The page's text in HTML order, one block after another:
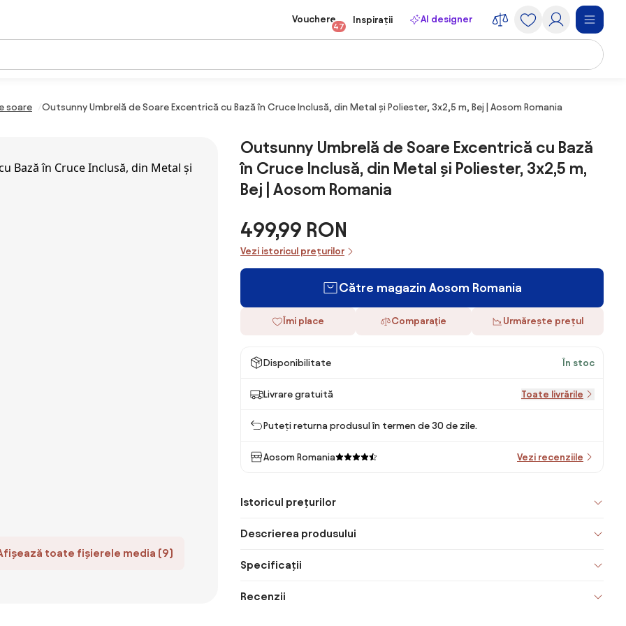
Vouchere
47
Inspirații AI designer
soare Outsunny Umbrelă de Soare Excentrică cu Bază în Cruce Inclusă, din Metal și Poliester, 3x2,5 m, Bej | Aosom Romania
toate fișierele media (9)
Outsunny Umbrelă de Soare Excentrică cu Bază
în Cruce Inclusă, din Metal și Poliester, 3x2,5 m,
Bej | Aosom Romania
499,99 RON
Vezi istoricul prețurilor
Către magazin Aosom Romania
Îmi place Comparaţie Urmărește prețul
Disponibilitate În stoc
Livrare gratuită Toate livrările
Puteți returna produsul în termen de 30 de zile.
Aosom Romania Vezi recenziile
Istoricul prețurilor
Descrierea produsului
Specificații
Recenzii